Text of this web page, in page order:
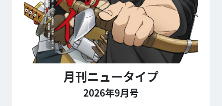
月刊ニュータイプ
2026年9月号